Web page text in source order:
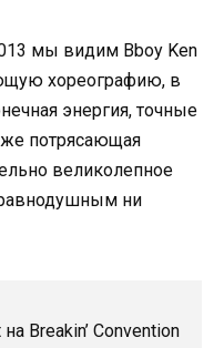
мы видим Bboy Ken
хореографию, в
энергия, точные
потрясающая
великолепное
ни
Breakin’ Convention